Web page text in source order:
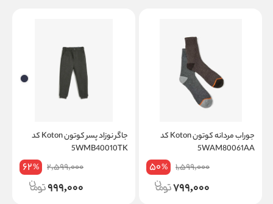
جوراب مردانه کوتون Koton کد
5WAM80061AA
1,599,000
50%
799,000
جاگر نوزاد پسر کوتون Koton کد
5WMB40010TK
2,599,000
62%
999,000